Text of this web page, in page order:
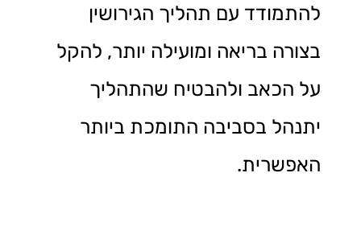
להתמודד עם תהליך הגירושין
בצורה בריאה ומועילה יותר, להקל
על הכאב ולהבטיח שהתהליך
יתנהל בסביבה התומכת ביותר
האפשרית.